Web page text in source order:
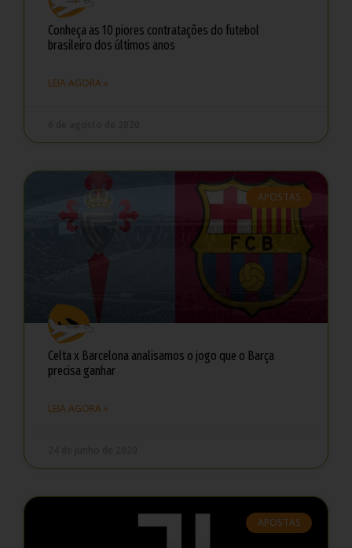
Conheça as 10 piores contratações do futebol
brasileiro dos últimos anos
LEIA AGORA »
APOSTAS
Celta x Barcelona analisamos o jogo que o Barça
precisa ganhar
LEIA AGORA »
APOSTAS